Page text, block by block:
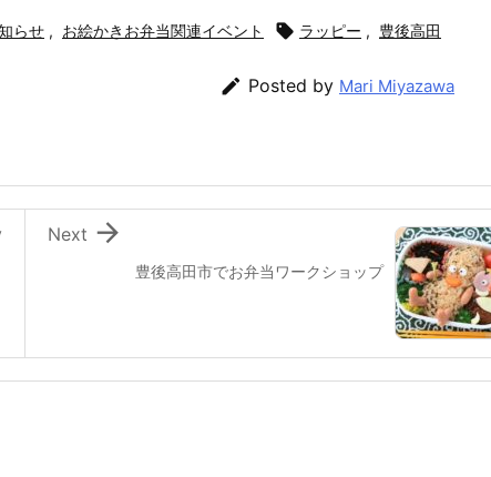
らせ , お絵かきお弁当関連イベント  ラッピー , 豊後高田
 Posted by Mari Miyazawa
豊後高田市でお弁当ワークショップ

Next